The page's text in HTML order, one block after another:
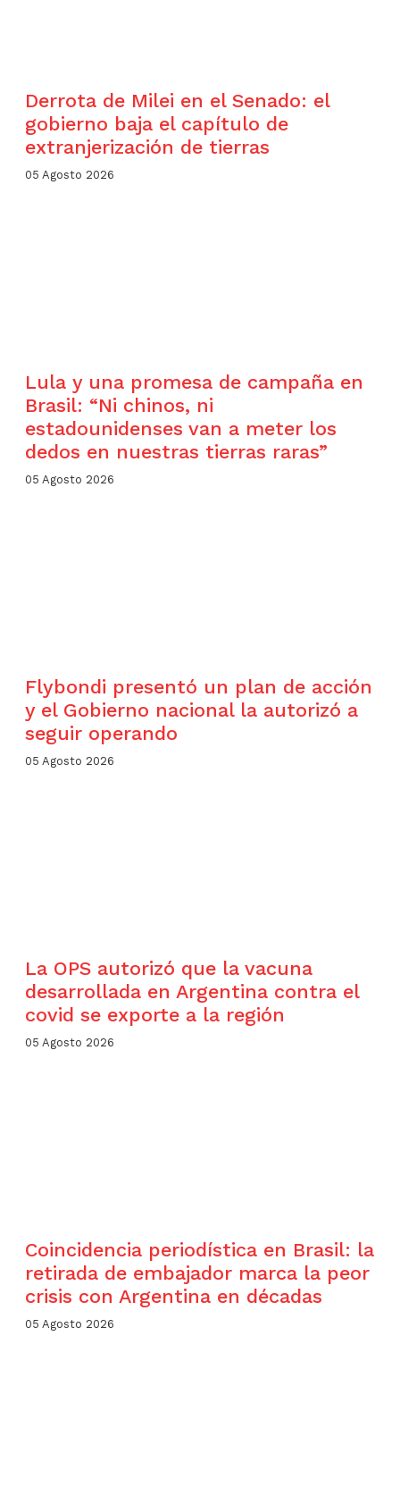
Derrota de Milei en el Senado: el
gobierno baja el capítulo de
extranjerización de tierras
05 Agosto 2026
Lula y una promesa de campaña en
Brasil: “Ni chinos, ni
estadounidenses van a meter los
dedos en nuestras tierras raras”
05 Agosto 2026
Flybondi presentó un plan de acción
y el Gobierno nacional la autorizó a
seguir operando
05 Agosto 2026
La OPS autorizó que la vacuna
desarrollada en Argentina contra el
covid se exporte a la región
05 Agosto 2026
Coincidencia periodística en Brasil: la
retirada de embajador marca la peor
crisis con Argentina en décadas
05 Agosto 2026